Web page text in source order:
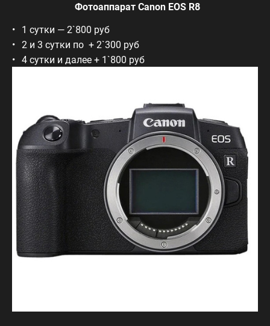
Фотоаппарат Canon EOS R8
1 сутки — 2`800 руб
2 и 3 сутки по + 2`300 руб
4 сутки и далее + 1`800 руб